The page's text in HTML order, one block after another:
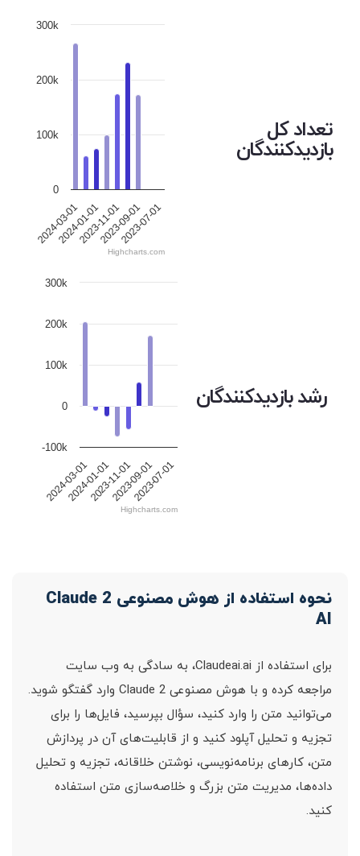
تعداد کل
بازدیدکنندگان
2024-03-01
2024-01-012023-11-012023-09-01
2023-07-01
0
100k
200k
300k
Highcharts.com
رشد بازدیدکنندگان
2024-03-01
2024-01-012023-11-012023-09-012023-07-01
-100k
0
100k
200k
300k
Highcharts.com
نحوه استفاده از هوش مصنوعی Claude 2
AI
برای استفاده از Claudeai.ai، به سادگی به وب سایت
مراجعه کرده و با هوش مصنوعی Claude 2 وارد گفتگو شوید.
می‌توانید متن را وارد کنید، سؤال بپرسید، فایل‌ها را برای
تجزیه و تحلیل آپلود کنید و از قابلیت‌های آن در پردازش
متن، کارهای برنامه‌نویسی، نوشتن خلاقانه، تجزیه و تحلیل
داده‌ها، مدیریت متن بزرگ و خلاصه‌سازی متن استفاده
کنید.